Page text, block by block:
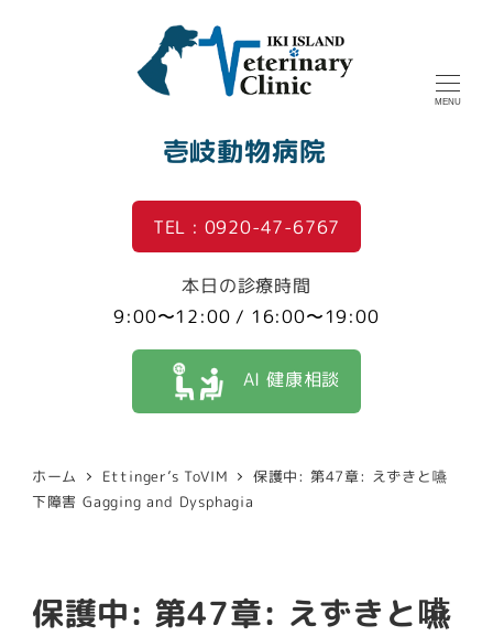
壱岐動物病院
MENU
TEL : 0920-47-6767
本日の診療時間
9:00〜12:00 / 16:00〜19:00
AI 健康相談
ホーム Ettinger’s ToVIM
保護中: 第47章: えずきと嚥
下障害 Gagging and Dysphagia
保護中: 第47章: えずきと嚥